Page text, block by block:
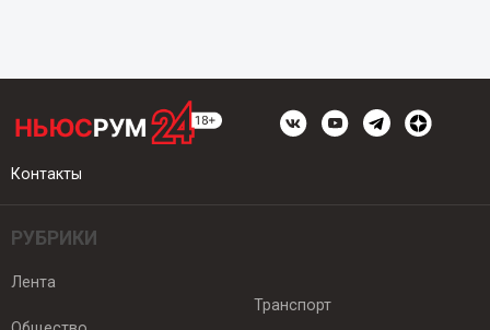
Контакты
РУБРИКИ
Лента
Транспорт